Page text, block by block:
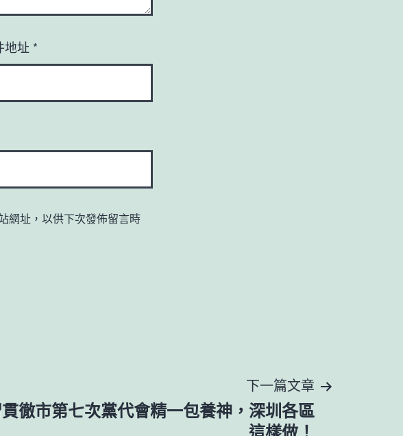
地址 *
網址，以供下次發佈留言時
下一篇文章
徹市第七次黨代會精一包養神，深圳各區